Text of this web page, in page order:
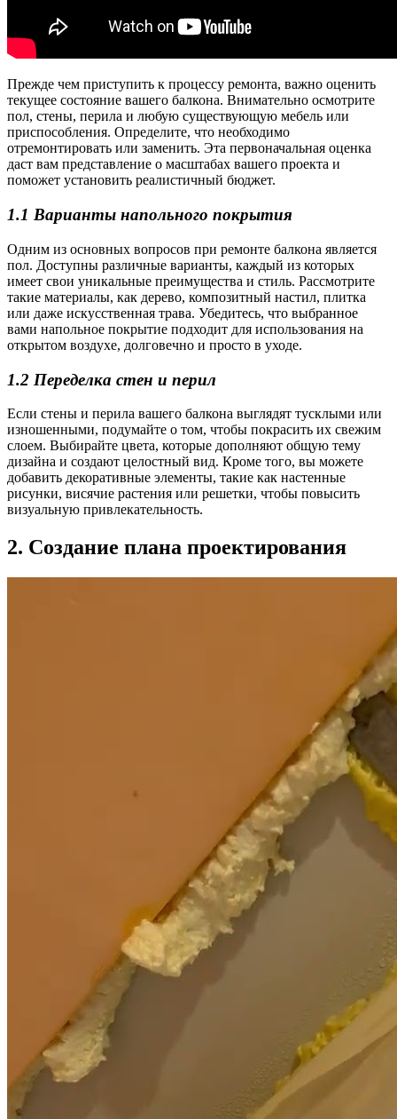
Прежде чем приступить к процессу ремонта, важно оценить
текущее состояние вашего балкона. Внимательно осмотрите
пол, стены, перила и любую существующую мебель или
приспособления. Определите, что необходимо
отремонтировать или заменить. Эта первоначальная оценка
даст вам представление о масштабах вашего проекта и
поможет установить реалистичный бюджет.
1.1 Варианты напольного покрытия
Одним из основных вопросов при ремонте балкона является
пол. Доступны различные варианты, каждый из которых
имеет свои уникальные преимущества и стиль. Рассмотрите
такие материалы, как дерево, композитный настил, плитка
или даже искусственная трава. Убедитесь, что выбранное
вами напольное покрытие подходит для использования на
открытом воздухе, долговечно и просто в уходе.
1.2 Переделка стен и перил
Если стены и перила вашего балкона выглядят тусклыми или
изношенными, подумайте о том, чтобы покрасить их свежим
слоем. Выбирайте цвета, которые дополняют общую тему
дизайна и создают целостный вид. Кроме того, вы можете
добавить декоративные элементы, такие как настенные
рисунки, висячие растения или решетки, чтобы повысить
визуальную привлекательность.
2. Создание плана проектирования